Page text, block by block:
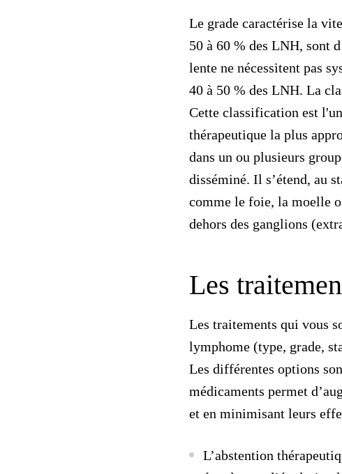
Le grade caractérise la
50 à 60 % des LNH, sont
lente ne nécessitent pas
40 à 50 % des LNH. La
Cette classification est
thérapeutique la plus
dans un ou plusieurs
disséminé. Il s’étend, au
comme le foie, la moelle
dehors des ganglions
Les
Les traitements qui vous
lymphome (type, grade,
Les différentes options
médicaments permet
et en minimisant leurs
L’abstention